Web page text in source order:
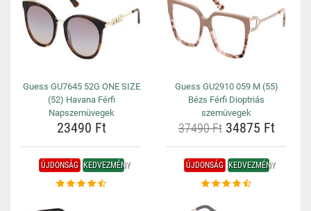
Guess GU7645 52G ONE SIZE
(52) Havana Férfi
Napszemüvegek
23490 Ft
Guess GU2910 059 M (55)
Bézs Férfi Dioptriás
szemüvegek
37490 Ft34875 Ft
ÚJDONSÁG KEDVEZMÉNY ÚJDONSÁG KEDVEZMÉNY